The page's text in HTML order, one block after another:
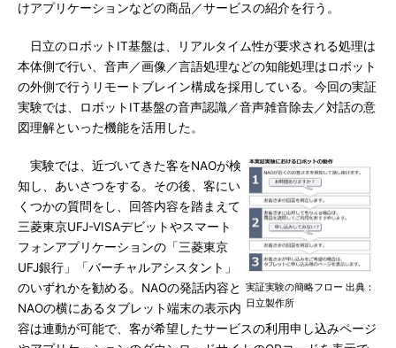
けアプリケーションなどの商品／サービスの紹介を行う。
日立のロボットIT基盤は、リアルタイム性が要求される処理は
本体側で行い、音声／画像／言語処理などの知能処理はロボット
の外側で行うリモートブレイン構成を採用している。今回の実証
実験では、ロボットIT基盤の音声認識／音声雑音除去／対話の意
図理解といった機能を活用した。
実証実験の簡略フロー 出典：
日立製作所
実験では、近づいてきた客をNAOが検
知し、あいさつをする。その後、客にい
くつかの質問をし、回答内容を踏まえて
三菱東京UFJ-VISAデビットやスマート
フォンアプリケーションの「三菱東京
UFJ銀行」「バーチャルアシスタント」
のいずれかを勧める。NAOの発話内容と
NAOの横にあるタブレット端末の表示内
容は連動が可能で、客が希望したサービスの利用申し込みページ